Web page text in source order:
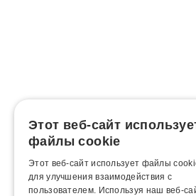
Этот веб-сайт
файлы cookie
Этот веб-сайт использует файлы
для улучшения взаимодействия с
пользователем. Используя наш веб-